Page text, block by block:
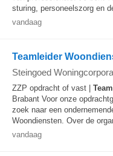
sturing, personeelszorg en
vandaag
Teamleider
Steingoed
ZZP opdracht of vast |
Brabant Voor onze
zoek naar een
Woondiensten. Over de
vandaag